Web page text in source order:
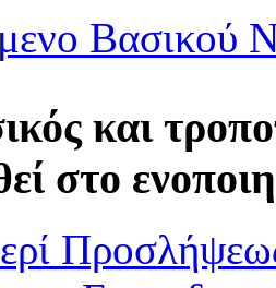
Βασικού
και
στο